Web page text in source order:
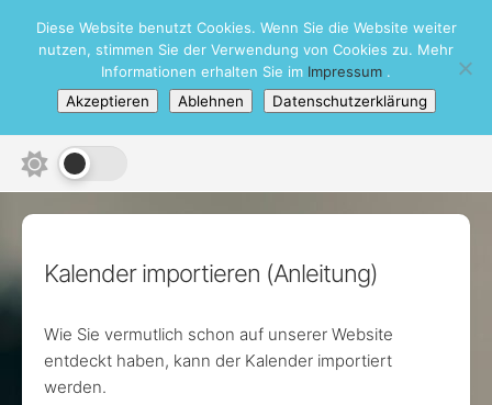
content
Schachbezirk Heidelberg e.V.
Kalender importieren (Anleitung)
Wie Sie vermutlich schon auf unserer Website
entdeckt haben, kann der Kalender importiert
werden.
Diese Website benutzt Cookies. Wenn Sie die Website weiter
nutzen, stimmen Sie der Verwendung von Cookies zu. Mehr
Informationen erhalten Sie im Impressum .
Akzeptieren
Ablehnen Datenschutzerklärung